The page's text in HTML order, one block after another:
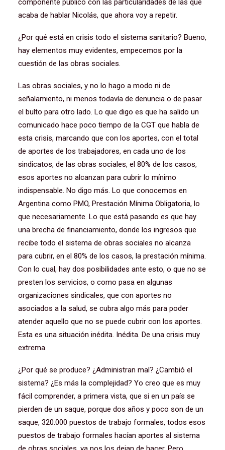
componente público con las particularidades de las que
acaba de hablar Nicolás, que ahora voy a repetir.
¿Por qué está en crisis todo el sistema sanitario? Bueno,
hay elementos muy evidentes, empecemos por la
cuestión de las obras sociales.
Las obras sociales, y no lo hago a modo ni de
señalamiento, ni menos todavía de denuncia o de pasar
el bulto para otro lado. Lo que digo es que ha salido un
comunicado hace poco tiempo de la CGT que habla de
esta crisis, marcando que con los aportes, con el total
de aportes de los trabajadores, en cada uno de los
sindicatos, de las obras sociales, el 80% de los casos,
esos aportes no alcanzan para cubrir lo mínimo
indispensable. No digo más. Lo que conocemos en
Argentina como PMO, Prestación Mínima Obligatoria, lo
que necesariamente. Lo que está pasando es que hay
una brecha de financiamiento, donde los ingresos que
recibe todo el sistema de obras sociales no alcanza
para cubrir, en el 80% de los casos, la prestación mínima.
Con lo cual, hay dos posibilidades ante esto, o que no se
presten los servicios, o como pasa en algunas
organizaciones sindicales, que con aportes no
asociados a la salud, se cubra algo más para poder
atender aquello que no se puede cubrir con los aportes.
Esta es una situación inédita. Inédita. De una crisis muy
extrema.
¿Por qué se produce? ¿Administran mal? ¿Cambió el
sistema? ¿Es más la complejidad? Yo creo que es muy
fácil comprender, a primera vista, que si en un país se
pierden de un saque, porque dos años y poco son de un
saque, 320.000 puestos de trabajo formales, todos esos
puestos de trabajo formales hacían aportes al sistema